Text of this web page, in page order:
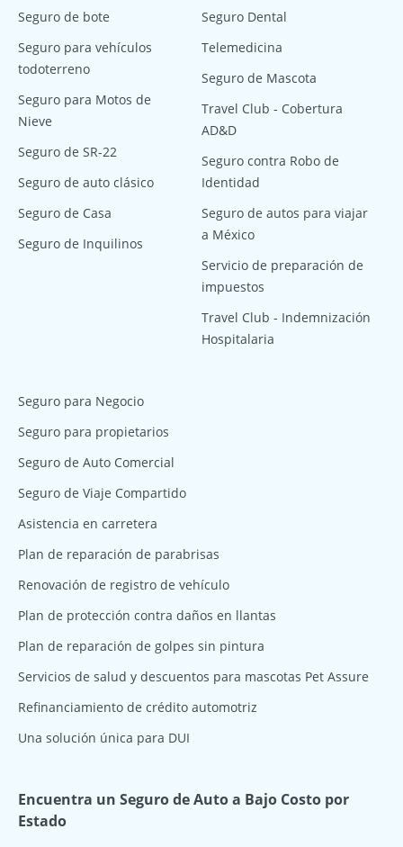
Seguro de bote
Seguro para vehículos
todoterreno
Seguro para Motos de
Nieve
Seguro de SR-22
Seguro de auto clásico
Seguro de Casa
Seguro de Inquilinos
Seguro Dental
Telemedicina
Seguro de Mascota
Travel Club - Cobertura
AD&D
Seguro contra Robo de
Identidad
Seguro de autos para viajar
a México
Servicio de preparación de
impuestos
Travel Club - Indemnización
Hospitalaria
Seguro para Negocio
Seguro para propietarios
Seguro de Auto Comercial
Seguro de Viaje Compartido
Asistencia en carretera
Plan de reparación de parabrisas
Renovación de registro de vehículo
Plan de protección contra daños en llantas
Plan de reparación de golpes sin pintura
Servicios de salud y descuentos para mascotas Pet Assure
Refinanciamiento de crédito automotriz
Una solución única para DUI
Encuentra un Seguro de Auto a Bajo Costo por
Estado